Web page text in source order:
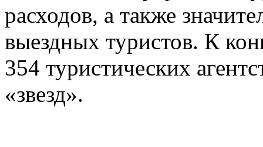
расходов, а также
выездных туристов. К
354 туристических
«звезд».